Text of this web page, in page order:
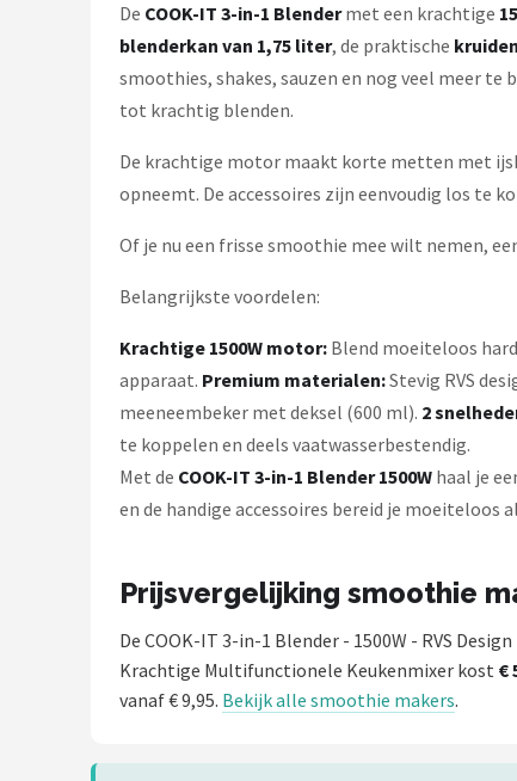
De COOK-IT 3-in-1 Blendermet een krachtige
blenderkan van 1,75 liter, de praktische
smoothies, shakes, sauzen en nog veel meer te
tot krachtig blenden.
De krachtige motor maakt korte metten met
opneemt. De accessoires zijn eenvoudig los te
Of je nu een frisse smoothie mee wilt nemen,
Belangrijkste voordelen:
Krachtige 1500W motor: Blend moeiteloos
apparaat. Premium materialen:Stevig RVS
meeneembeker met deksel (600 ml). 2
te koppelen en deels vaatwasserbestendig.
Met de COOK-IT 3-in-1 Blender 1500W haal je
en de handige accessoires bereid je moeiteloos
Prijsvergelijking smoothie
De COOK-IT 3-in-1 Blender - 1500W - RVS
Krachtige Multifunctionele Keukenmixer kost €
vanaf € 9,95. Bekijk alle smoothie makers.